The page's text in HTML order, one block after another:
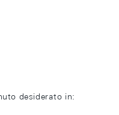
desiderato in: